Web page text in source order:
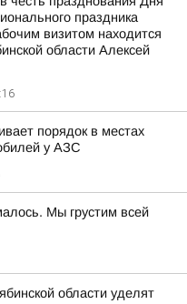
праздника
визитом находится
области Алексей
порядок в местах
у АЗС
Мы грустим всей
области уделят